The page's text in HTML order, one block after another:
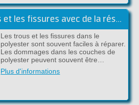
Réparer les trous et les fissures avec de la résine de polyester
Les trous et les fissures dans le
polyester sont souvent faciles à réparer.
Les dommages dans les couches de
polyester peuvent souvent être…
Plus d'informations